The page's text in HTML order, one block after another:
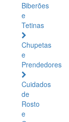
Biberões
e
Tetinas
Chupetas
e
Prendedores
Cuidados
de
Rosto
e